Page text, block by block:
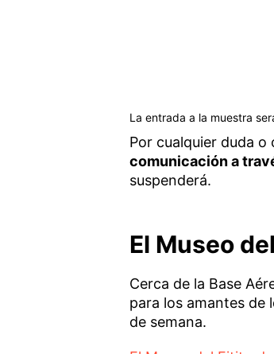
La entrada a la muestra
Por cualquier duda o
comunicación a
suspenderá.
El Museo
Cerca de la Base
para los amantes de
de semana.